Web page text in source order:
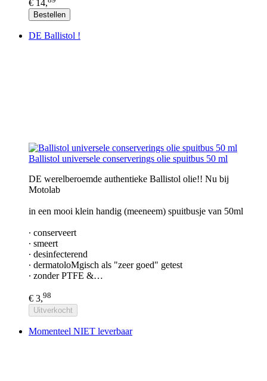
€ 14,
Bestellen
DE Ballistol !
Ballistol universele conserverings olie spuitbus 50 ml
DE werelberoemde authentieke Ballistol olie!! Nu bij
Motolab
in een mooi klein handig (meeneem) spuitbusje van 50ml
∙ conserveert
∙ smeert
∙ desinfecterend
∙ dermatoloMgisch als "zeer goed" getest
∙ zonder PTFE &…
€ 3,98
Uitverkocht
Momenteel NIET leverbaar